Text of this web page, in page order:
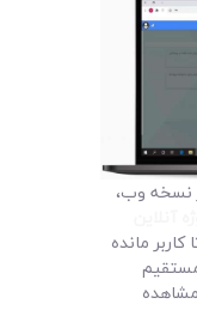
نسخه وب،
مانده